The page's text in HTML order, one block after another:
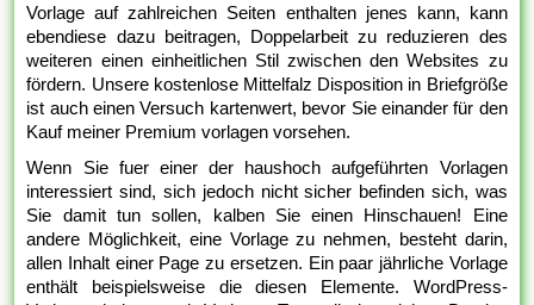
Vorlage auf zahlreichen Seiten enthalten jenes kann, kann
ebendiese dazu beitragen, Doppelarbeit zu reduzieren des
weiteren einen einheitlichen Stil zwischen den Websites zu
fördern. Unsere kostenlose Mittelfalz Disposition in Briefgröße
ist auch einen Versuch kartenwert, bevor Sie einander für den
Kauf meiner Premium vorlagen vorsehen.
Wenn Sie fuer einer der haushoch aufgeführten Vorlagen
interessiert sind, sich jedoch nicht sicher befinden sich, was
Sie damit tun sollen, kalben Sie einen Hinschauen! Eine
andere Möglichkeit, eine Vorlage zu nehmen, besteht darin,
allen Inhalt einer Page zu ersetzen. Ein paar jährliche Vorlage
enthält beispielsweise die diesen Elemente. WordPress-